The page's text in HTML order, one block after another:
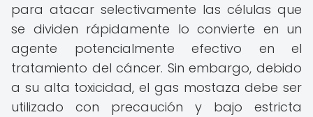
para atacar selectivamente las células que
se dividen rápidamente lo convierte en un
agente potencialmente efectivo en el
tratamiento del cáncer. Sin embargo, debido
a su alta toxicidad, el gas mostaza debe ser
utilizado con precaución y bajo estricta